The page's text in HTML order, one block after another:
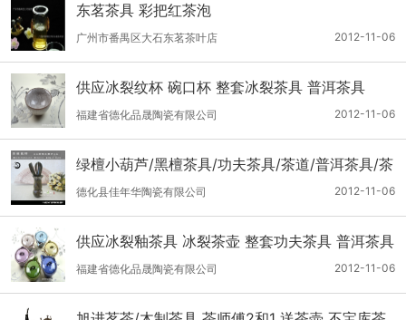
东茗茶具 彩把红茶泡
2012-11-06
广州市番禺区大石东茗茶叶店
供应冰裂纹杯 碗口杯 整套冰裂茶具 普洱茶具
2012-11-06
福建省德化品晟陶瓷有限公司
绿檀小葫芦/黑檀茶具/功夫茶具/茶道/普洱茶具/茶
具配件(小)
2012-11-06
德化县佳年华陶瓷有限公司
供应冰裂釉茶具 冰裂茶壶 整套功夫茶具 普洱茶具
2012-11-06
福建省德化品晟陶瓷有限公司